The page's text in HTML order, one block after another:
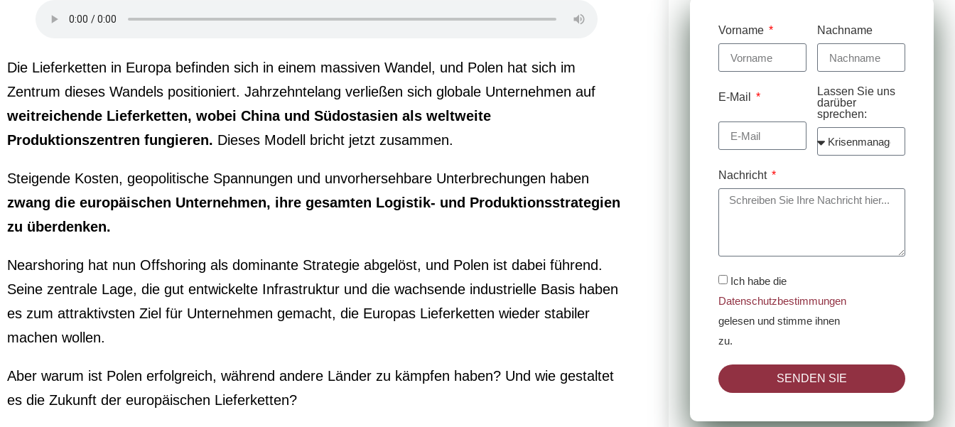
Die Lieferketten in Europa befinden sich in einem massiven Wandel, und Polen hat sich im
Zentrum dieses Wandels positioniert. Jahrzehntelang verließen sich globale Unternehmen auf
weitreichende Lieferketten, wobei China und Südostasien als weltweite
Produktionszentren fungieren. Dieses Modell bricht jetzt zusammen.
Steigende Kosten, geopolitische Spannungen und unvorhersehbare Unterbrechungen haben
zwang die europäischen Unternehmen, ihre gesamten Logistik- und Produktionsstrategien
zu überdenken.
Nearshoring hat nun Offshoring als dominante Strategie abgelöst, und Polen ist dabei führend.
Seine zentrale Lage, die gut entwickelte Infrastruktur und die wachsende industrielle Basis haben
es zum attraktivsten Ziel für Unternehmen gemacht, die Europas Lieferketten wieder stabiler
machen wollen.
Aber warum ist Polen erfolgreich, während andere Länder zu kämpfen haben? Und wie gestaltet
es die Zukunft der europäischen Lieferketten?
Vorname Nachname
E-Mail
Lassen Sie uns
darüber
sprechen:
Nachricht
Ich habe die
Datenschutzbestimmungen
gelesen und stimme ihnen
zu.
SENDEN SIE